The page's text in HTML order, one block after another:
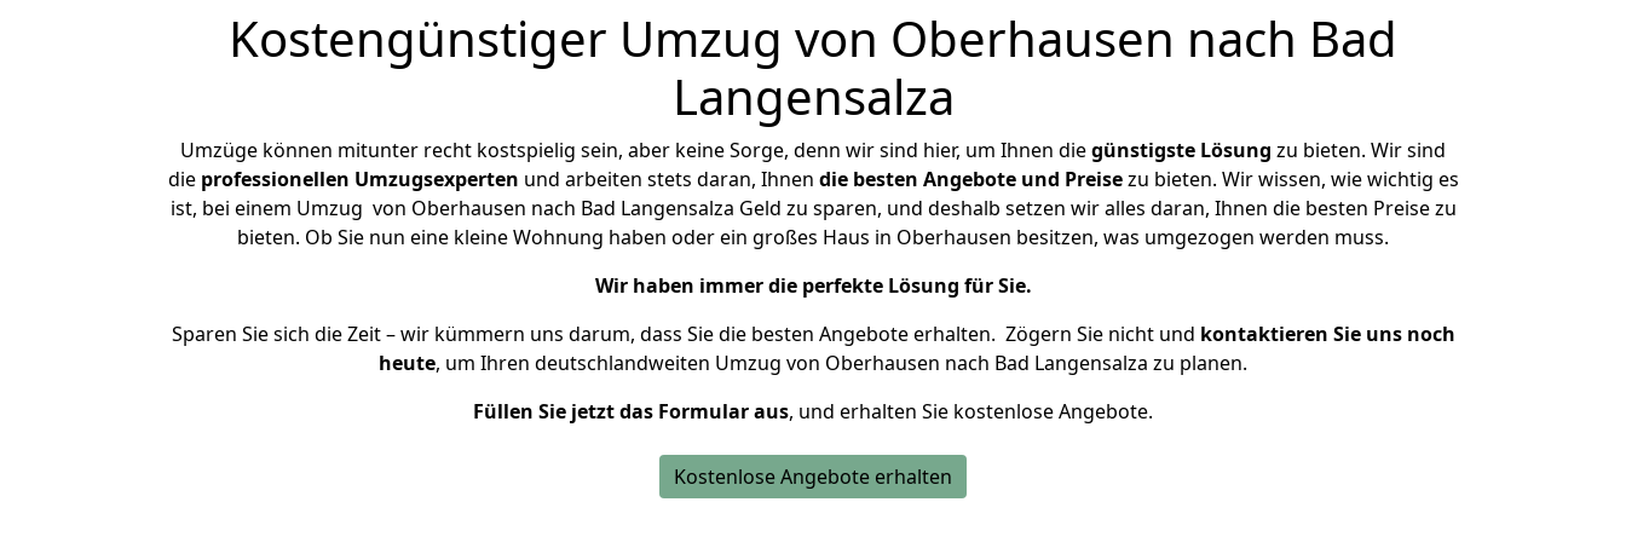
Kostengünstiger Umzug von Oberhausen nach Bad
Langensalza
Umzüge können mitunter recht kostspielig sein, aber keine Sorge, denn wir sind hier, um Ihnen diegünstigste Lösung zu bieten. Wir sind
die professionellen Umzugsexperten und arbeiten stets daran, Ihnen die besten Angebote und Preisezu bieten. Wir wissen, wie wichtig es
ist, bei einem Umzug von Oberhausen nach Bad Langensalza Geld zu sparen, und deshalb setzen wir alles daran, Ihnen die besten Preise zu
bieten. Ob Sie nun eine kleine Wohnung haben oder ein großes Haus in Oberhausen besitzen, was umgezogen werden muss.
Wir haben immer die perfekte Lösung für Sie.
Sparen Sie sich die Zeit – wir kümmern uns darum, dass Sie die besten Angebote erhalten. Zögern Sie nicht und kontaktieren Sie uns noch
heute, um Ihren deutschlandweiten Umzug von Oberhausen nach Bad Langensalza zu planen.
Füllen Sie jetzt das Formular aus, und erhalten Sie kostenlose Angebote.
Kostenlose Angebote erhalten